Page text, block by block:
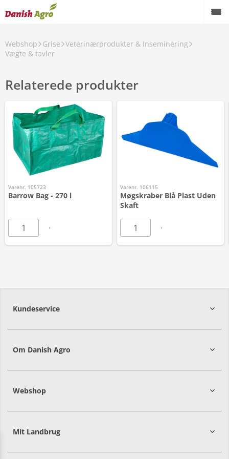
Webshop Grise Veterinærprodukter & Inseminering
Vægte & tavler
Relaterede produkter
Varenr. 105723
Barrow Bag - 270 l
Varenr. 106115
Møgskraber Blå Plast Uden
Skaft
Kundeservice
Om Danish Agro
Webshop
Mit Landbrug